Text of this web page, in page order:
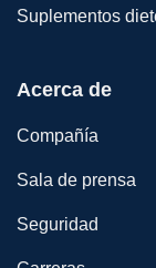
Suplementos
Acerca de
Compañía
Sala de prensa
Seguridad